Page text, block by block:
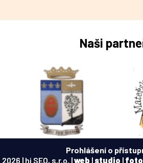
Naši
Prohlášení o
2026 | hi SEO, s.r.o. |web | studio |